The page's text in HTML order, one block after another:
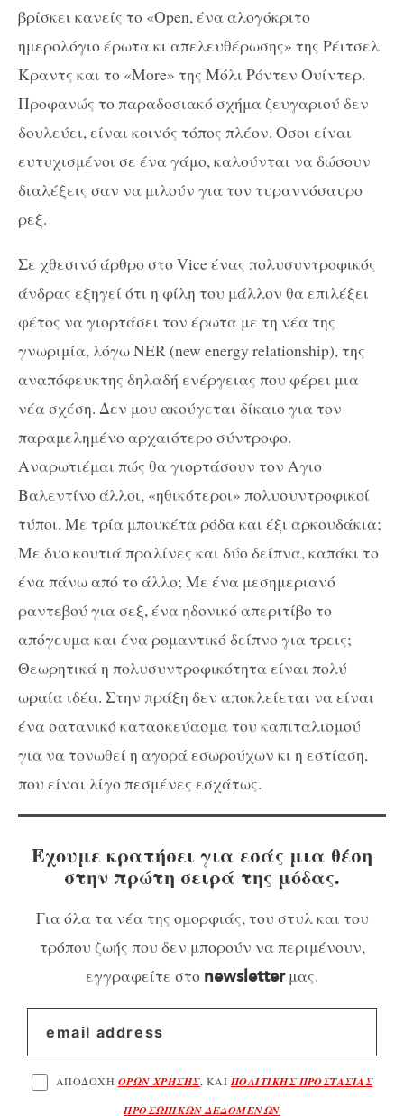
βρίσκει κανείς το «Open, ένα αλογόκριτο
ημερολόγιο έρωτα κι απελευθέρωσης» της Ρέιτσελ
Κραντς και το «More» της Μόλι Ρόντεν Ουίντερ.
Προφανώς το παραδοσιακό σχήμα ζευγαριού δεν
δουλεύει, είναι κοινός τόπος πλέον. Οσοι είναι
ευτυχισμένοι σε ένα γάμο, καλούνται να δώσουν
διαλέξεις σαν να μιλούν για τον τυραννόσαυρο
ρεξ.
Σε χθεσινό άρθρο στο Vice ένας πολυσυντροφικός
άνδρας εξηγεί ότι η φίλη του μάλλον θα επιλέξει
φέτος να γιορτάσει τον έρωτα με τη νέα της
γνωριμία, λόγω NER (new energy relationship), της
αναπόφευκτης δηλαδή ενέργειας που φέρει μια
νέα σχέση. Δεν μου ακούγεται δίκαιο για τον
παραμελημένο αρχαιότερο σύντροφο.
Αναρωτιέμαι πώς θα γιορτάσουν τον Αγιο
Βαλεντίνο άλλοι, «ηθικότεροι» πολυσυντροφικοί
τύποι. Με τρία μπουκέτα ρόδα και έξι αρκουδάκια;
Με δυο κουτιά πραλίνες και δύο δείπνα, καπάκι το
ένα πάνω από το άλλο; Με ένα μεσημεριανό
ραντεβού για σεξ, ένα ηδονικό απεριτίβο το
απόγευμα και ένα ρομαντικό δείπνο για τρεις;
Θεωρητικά η πολυσυντροφικότητα είναι πολύ
ωραία ιδέα. Στην πράξη δεν αποκλείεται να είναι
ένα σατανικό κατασκεύασμα του καπιταλισμού
για να τονωθεί η αγορά εσωρούχων κι η εστίαση,
που είναι λίγο πεσμένες εσχάτως.
Έχουμε κρατήσει για εσάς μια θέση
στην πρώτη σειρά της μόδας.
Για όλα τα νέα της ομορφιάς, του στυλ και του
τρόπου ζωής που δεν μπορούν να περιμένουν,
εγγραφείτε στο newsletterμας.
ΑΠΟΔΟΧΗ ΟΡΩΝ ΧΡΗΣΗΣ, ΚΑΙΠΟΛΙΤΙΚΗΣ ΠΡΟΣΤΑΣΙΑΣ
ΠΡΟΣΩΠΙΚΩΝ ΔΕΔΟΜΕΝΩΝ